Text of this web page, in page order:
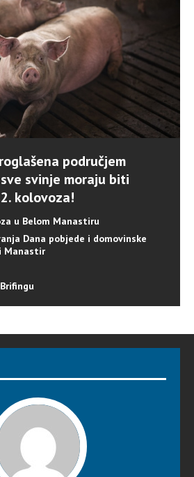
područjem
svinje moraju biti
kolovoza!
u Belom Manastiru
Dana pobjede i domovinske
Manastir